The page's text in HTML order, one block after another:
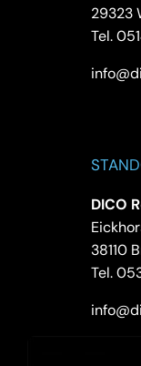
29323
Tel.
DICO
38110
Tel.